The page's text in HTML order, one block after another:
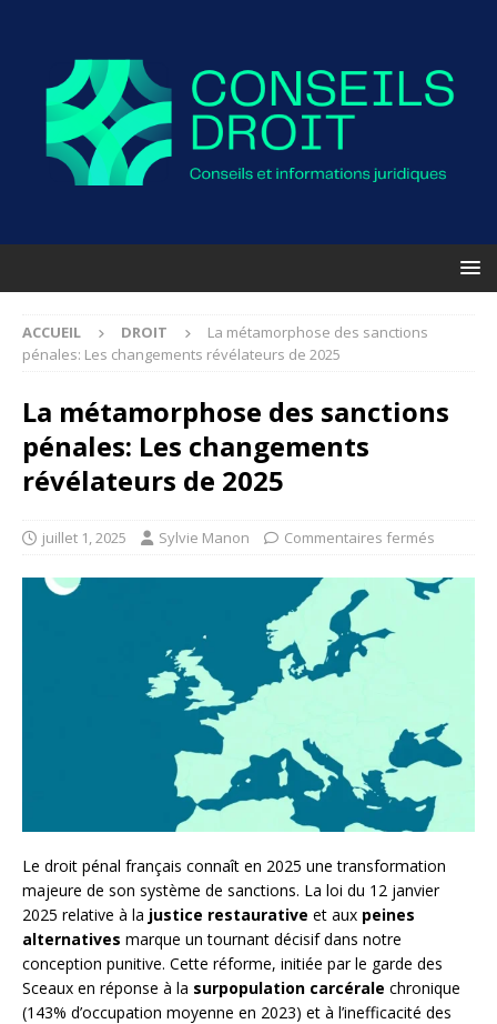
ACCUEIL DROIT
La métamorphose des sanctions
pénales: Les changements révélateurs de 2025
La métamorphose des sanctions
pénales: Les changements
révélateurs de 2025
juillet 1, 2025 Sylvie Manon Commentaires fermés
Le droit pénal français connaît en 2025 une transformation
majeure de son système de sanctions. La loi du 12 janvier
2025 relative à la justice restaurative et aux peines
alternatives marque un tournant décisif dans notre
conception punitive. Cette réforme, initiée par le garde des
Sceaux en réponse à la surpopulation carcérale chronique
(143% d’occupation moyenne en 2023) et à l’inefficacité des